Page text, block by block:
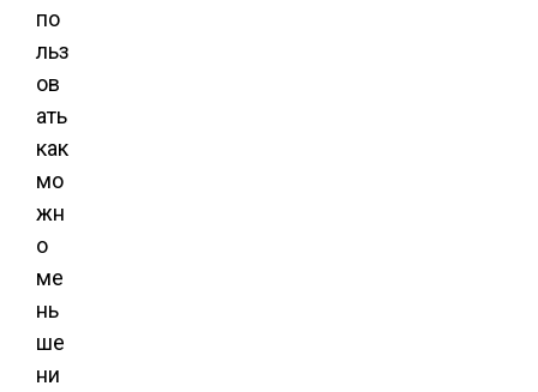
по
льз
ов
ать
как
мо
жн
о
ме
нь
ше
ни